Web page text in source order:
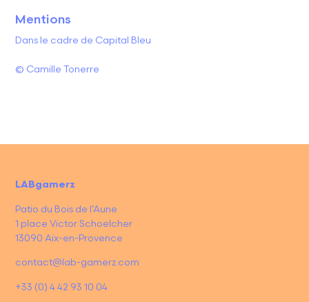
Mentions
Dans le cadre de Capital Bleu
© Camille Tonerre
LABgamerz
Patio du Bois de l’Aune
1 place Victor Schoelcher
13090 Aix-en-Provence
contact@lab-gamerz.com
+33 (0) 4 42 93 10 04